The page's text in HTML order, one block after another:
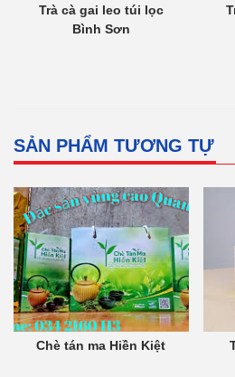
Trà cà gai leo túi lọc
Bình Sơn
SẢN PHẨM TƯƠNG TỰ
Chè tán ma Hiền Kiệt